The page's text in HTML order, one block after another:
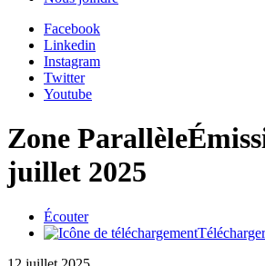
Facebook
Linkedin
Instagram
Twitter
Youtube
Zone Parallèle
juillet 2025
Écouter
Télécharger